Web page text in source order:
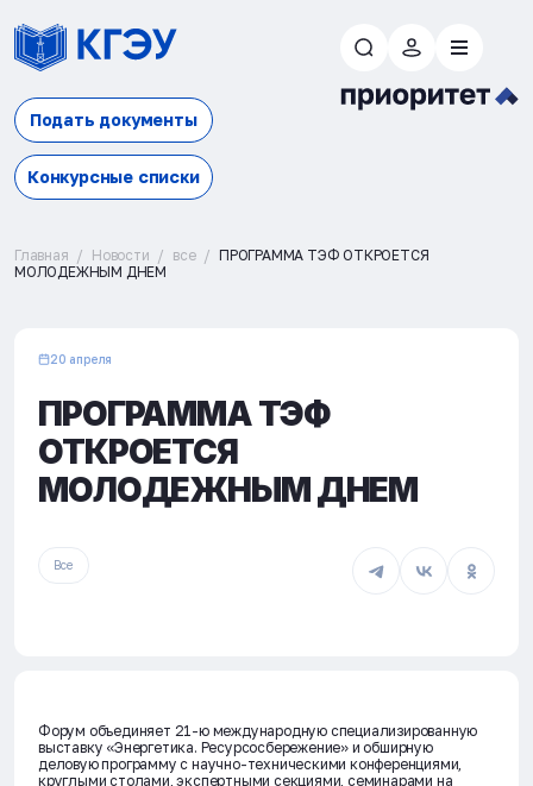
Подать документы
Конкурсные списки
Главная Новости все
ПРОГРАММА ТЭФ ОТКРОЕТСЯ
МОЛОДЕЖНЫМ ДНЕМ
20 апреля
ПРОГРАММА ТЭФ
ОТКРОЕТСЯ
МОЛОДЕЖНЫМ ДНЕМ
Все
Форум объединяет 21-ю международную специализированную
выставку «Энергетика. Ресурсосбережение» и обширную
деловую программу с научно-техническими конференциями,
круглыми столами, экспертными секциями, семинарами на